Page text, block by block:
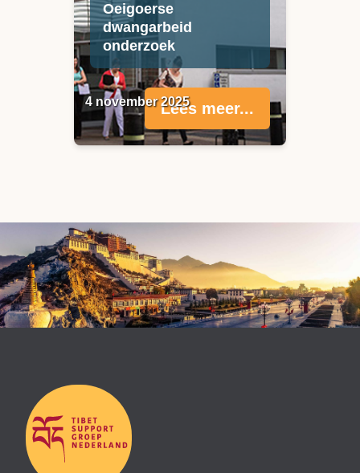
4 november 2025
Oeigoerse
dwangarbeid
onderzoek
Lees meer...